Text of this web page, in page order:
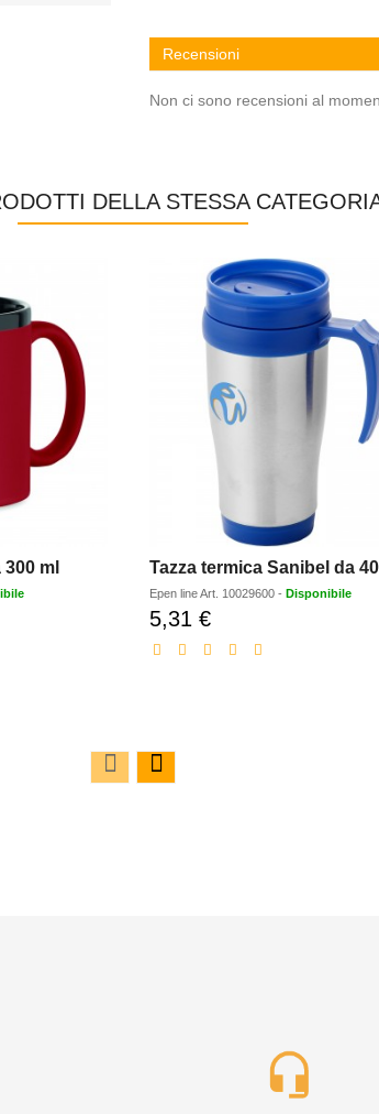
Recensioni
Non ci sono recensioni al
DELLA STESSA
ml Tazza termica Sanibel da
Epen lineArt. 10029600 - Disponibile
5,31 €Prezzo